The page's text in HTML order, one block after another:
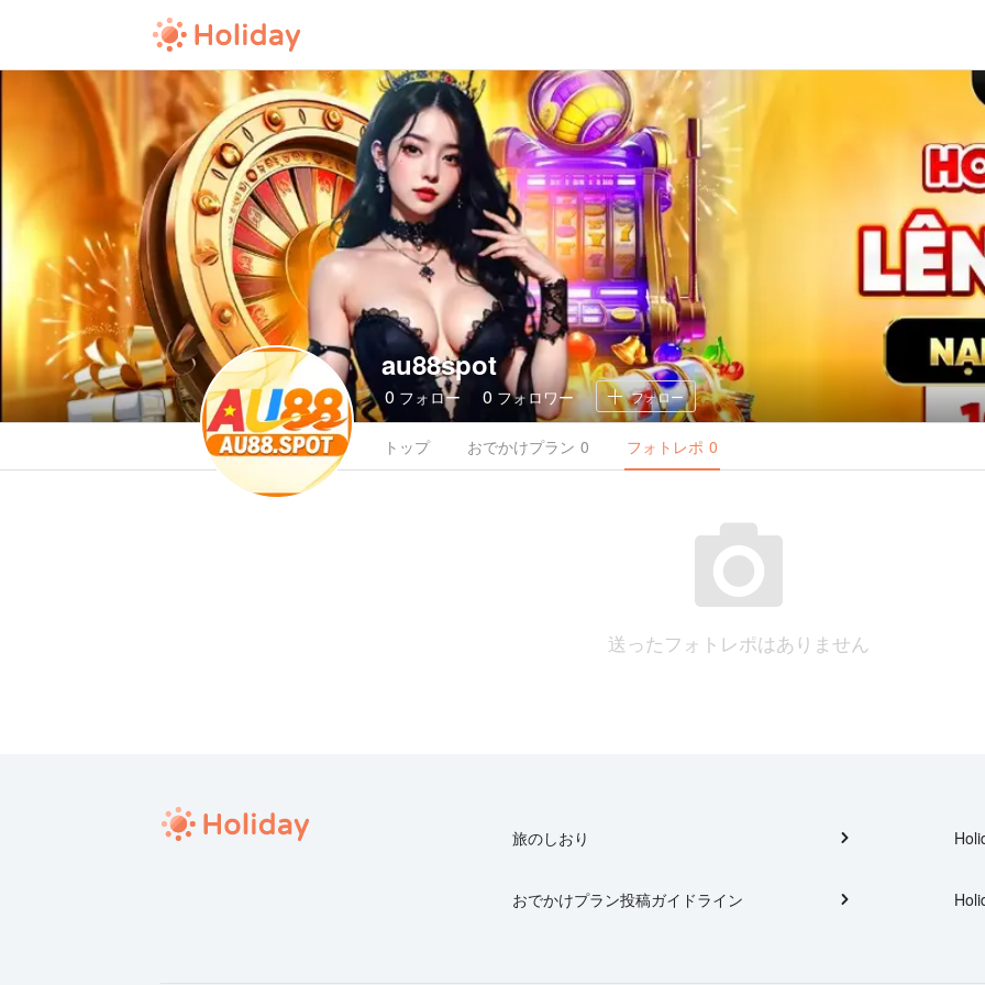
au88spot
0 フォロー 0 フォロワー フォロー
トップ おでかけプラン 0 フォトレポ 0
送ったフォトレポはありません
旅のしおり
おでかけプラン投稿ガイドライン